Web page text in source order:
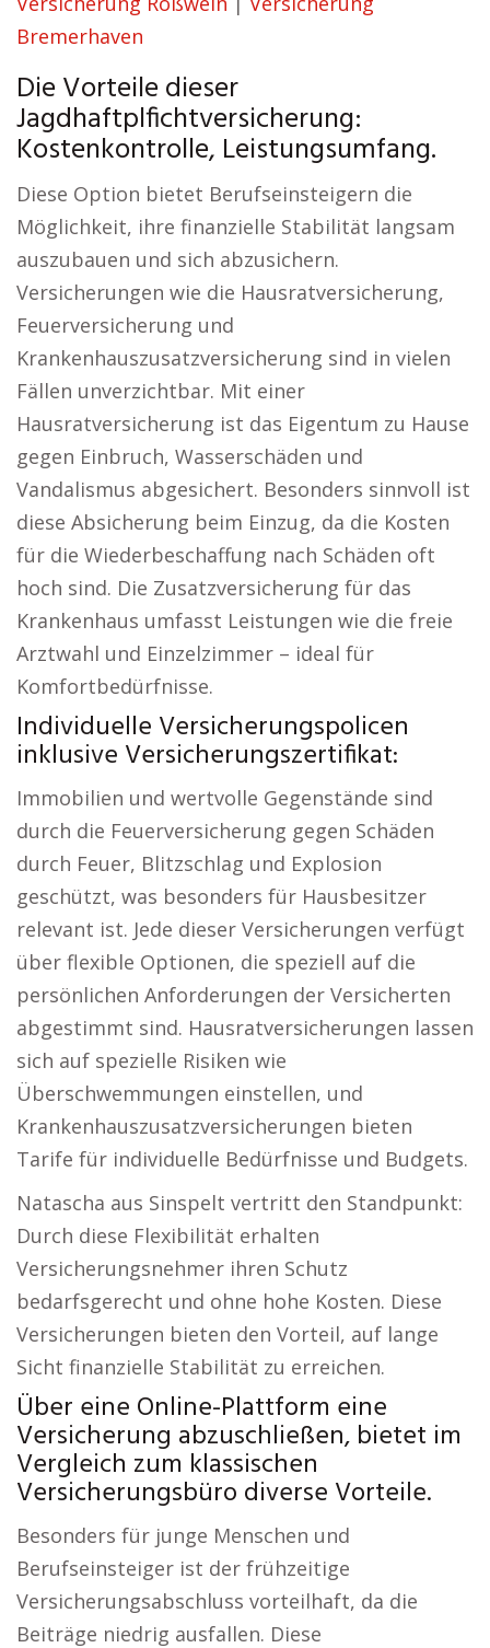
Bremerhaven
Die Vorteile dieser
Jagdhaftplfichtversicherung:
Kostenkontrolle, Leistungsumfang.
Diese Option bietet Berufseinsteigern die
Möglichkeit, ihre finanzielle Stabilität langsam
auszubauen und sich abzusichern.
Versicherungen wie die Hausratversicherung,
Feuerversicherung und
Krankenhauszusatzversicherung sind in vielen
Fällen unverzichtbar. Mit einer
Hausratversicherung ist das Eigentum zu Hause
gegen Einbruch, Wasserschäden und
Vandalismus abgesichert. Besonders sinnvoll ist
diese Absicherung beim Einzug, da die Kosten
für die Wiederbeschaffung nach Schäden oft
hoch sind. Die Zusatzversicherung für das
Krankenhaus umfasst Leistungen wie die freie
Arztwahl und Einzelzimmer – ideal für
Komfortbedürfnisse.
Individuelle Versicherungspolicen
inklusive Versicherungszertifikat:
Immobilien und wertvolle Gegenstände sind
durch die Feuerversicherung gegen Schäden
durch Feuer, Blitzschlag und Explosion
geschützt, was besonders für Hausbesitzer
relevant ist. Jede dieser Versicherungen verfügt
über flexible Optionen, die speziell auf die
persönlichen Anforderungen der Versicherten
abgestimmt sind. Hausratversicherungen lassen
sich auf spezielle Risiken wie
Überschwemmungen einstellen, und
Krankenhauszusatzversicherungen bieten
Tarife für individuelle Bedürfnisse und Budgets.
Natascha aus Sinspelt vertritt den Standpunkt:
Durch diese Flexibilität erhalten
Versicherungsnehmer ihren Schutz
bedarfsgerecht und ohne hohe Kosten. Diese
Versicherungen bieten den Vorteil, auf lange
Sicht finanzielle Stabilität zu erreichen.
Über eine Online-Plattform eine
Versicherung abzuschließen, bietet im
Vergleich zum klassischen
Versicherungsbüro diverse Vorteile.
Besonders für junge Menschen und
Berufseinsteiger ist der frühzeitige
Versicherungsabschluss vorteilhaft, da die
Beiträge niedrig ausfallen. Diese